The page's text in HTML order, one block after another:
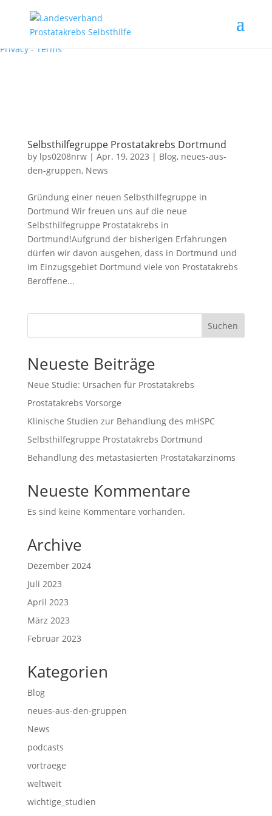
I'm not a robot
reCAPTCHA
Privacy-Terms
Selbsthilfegruppe Prostatakrebs Dortmund
by lps0208nrw| Apr. 19, 2023 | Blog, neues-aus-
den-gruppen, News
Gründung einer neuen Selbsthilfegruppe in
Dortmund Wir freuen uns auf die neue
Selbsthilfegruppe Prostatakrebs in
Dortmund!Aufgrund der bisherigen Erfahrungen
dürfen wir davon ausgehen, dass in Dortmund und
im Einzugsgebiet Dortmund viele von Prostatakrebs
Beroffene...
Suchen
Neueste Beiträge
Neue Studie: Ursachen für Prostatakrebs
Prostatakrebs Vorsorge
Klinische Studien zur Behandlung des mHSPC
Selbsthilfegruppe Prostatakrebs Dortmund
Behandlung des metastasierten Prostatakarzinoms
Neueste Kommentare
Es sind keine Kommentare vorhanden.
Archive
Dezember 2024
Juli 2023
April 2023
März 2023
Februar 2023
Kategorien
Blog
neues-aus-den-gruppen
News
podcasts
vortraege
weltweit
wichtige_studien